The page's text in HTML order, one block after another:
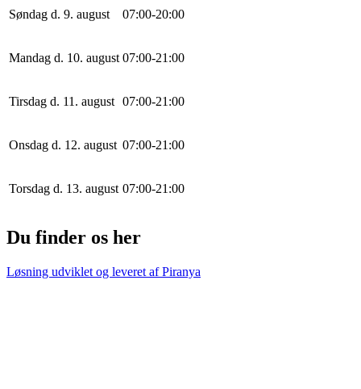
Søndag d. 9. august 07:00-20:00
Mandag d. 10. august 07:00-21 :00
Tirsdag d. 11. august 07:00-21 :00
Onsdag d. 12. august 07:00-21 :00
Torsdag d. 13. august 07:00-21 :00
Du finder os her
Løsning udviklet og leveret afPiranya